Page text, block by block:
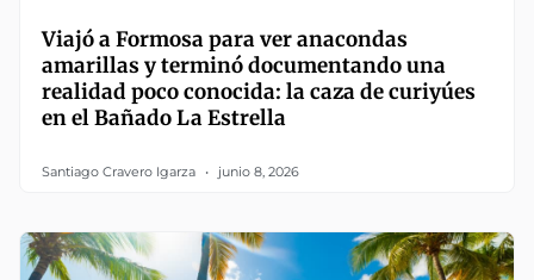
Viajó a Formosa para ver anacondas
amarillas y terminó documentando una
realidad poco conocida: la caza de curiyúes
en el Bañado La Estrella
Santiago Cravero Igarza junio 8, 2026